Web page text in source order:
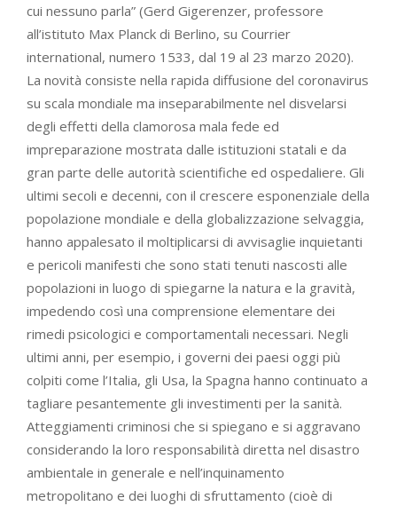
cui nessuno parla” (Gerd Gigerenzer, professore
all’istituto Max Planck di Berlino, su Courrier
international, numero 1533, dal 19 al 23 marzo 2020).
La novità consiste nella rapida diffusione del coronavirus
su scala mondiale ma inseparabilmente nel disvelarsi
degli effetti della clamorosa mala fede ed
impreparazione mostrata dalle istituzioni statali e da
gran parte delle autorità scientifiche ed ospedaliere. Gli
ultimi secoli e decenni, con il crescere esponenziale della
popolazione mondiale e della globalizzazione selvaggia,
hanno appalesato il moltiplicarsi di avvisaglie inquietanti
e pericoli manifesti che sono stati tenuti nascosti alle
popolazioni in luogo di spiegarne la natura e la gravità,
impedendo così una comprensione elementare dei
rimedi psicologici e comportamentali necessari. Negli
ultimi anni, per esempio, i governi dei paesi oggi più
colpiti come l’Italia, gli Usa, la Spagna hanno continuato a
tagliare pesantemente gli investimenti per la sanità.
Atteggiamenti criminosi che si spiegano e si aggravano
considerando la loro responsabilità diretta nel disastro
ambientale in generale e nell’inquinamento
metropolitano e dei luoghi di sfruttamento (cioè di